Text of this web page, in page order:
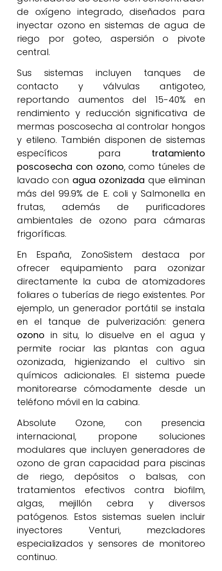
de oxígeno integrado, diseñados para
inyectar ozono en sistemas de agua de
riego por goteo, aspersión o pivote
central.
Sus sistemas incluyen tanques de
contacto y válvulas antigoteo,
reportando aumentos del 15-40% en
rendimiento y reducción significativa de
mermas poscosecha al controlar hongos
y etileno. También disponen de sistemas
específicos para tratamiento
poscosecha con ozono, como túneles de
lavado con agua ozonizada que eliminan
más del 99.9% de E. coli y Salmonella en
frutas, además de purificadores
ambientales de ozono para cámaras
frigoríficas.
En España, ZonoSistem destaca por
ofrecer equipamiento para ozonizar
directamente la cuba de atomizadores
foliares o tuberías de riego existentes. Por
ejemplo, un generador portátil se instala
en el tanque de pulverización: genera
ozono in situ, lo disuelve en el agua y
permite rociar las plantas con agua
ozonizada, higienizando el cultivo sin
químicos adicionales. El sistema puede
monitorearse cómodamente desde un
teléfono móvil en la cabina.
Absolute Ozone, con presencia
internacional, propone soluciones
modulares que incluyen generadores de
ozono de gran capacidad para piscinas
de riego, depósitos o balsas, con
tratamientos efectivos contra biofilm,
algas, mejillón cebra y diversos
patógenos. Estos sistemas suelen incluir
inyectores Venturi, mezcladores
especializados y sensores de monitoreo
continuo.